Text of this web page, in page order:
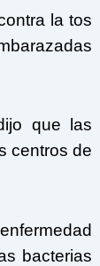
la tos
que las
centros de
bacterias